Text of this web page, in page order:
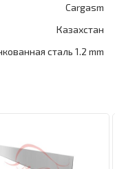
Cargasm
Казахстан
сталь 1.2 mm